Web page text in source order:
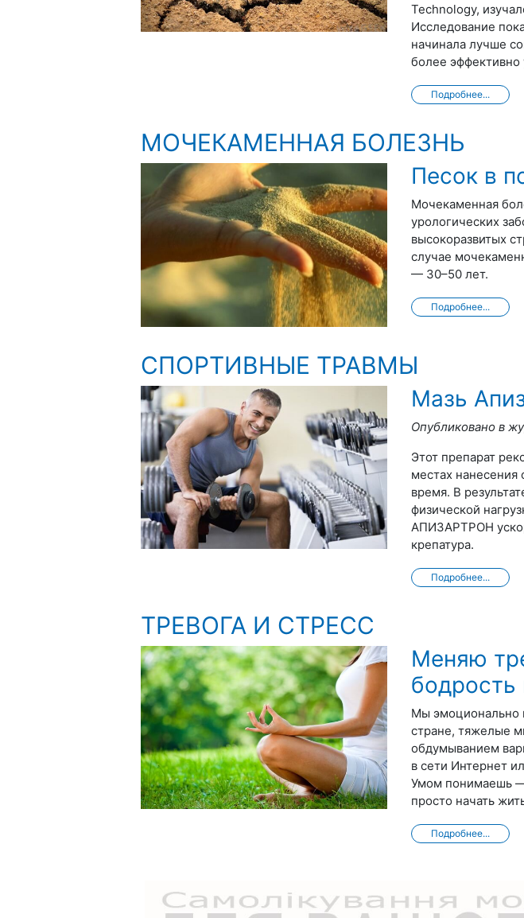
Technology,
Исследование
начинала лучше
более эффективно
Подробнее...
МОЧЕКАМЕННАЯ БОЛЕЗНЬ
Песок в
Мочекаменная
урологических
высокоразвитых
случае
— 30–50 лет.
Подробнее...
СПОРТИВНЫЕ ТРАВМЫ
Мазь
Опубликовано в
Этот препарат
местах нанесения
время. В
физической
АПИЗАРТРОН
крепатура.
Подробнее...
ТРЕВОГА И СТРЕСС
Меняю
Мы эмоционально
стране, тяжелые
обдумыванием
в сети Интернет
Умом понимаешь —
просто начать
Подробнее...